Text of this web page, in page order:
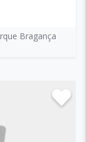
Bragança